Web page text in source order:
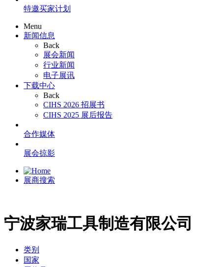
特邀买家计划
Menu
新闻信息
Back
展会新闻
行业新闻
电子展讯
下载中心
Back
CIHS 2026 招展书
CIHS 2025 展后报告
合作媒体
展会掠影
展商搜索
宁波家瑞工具制造有限公司
类别
国家